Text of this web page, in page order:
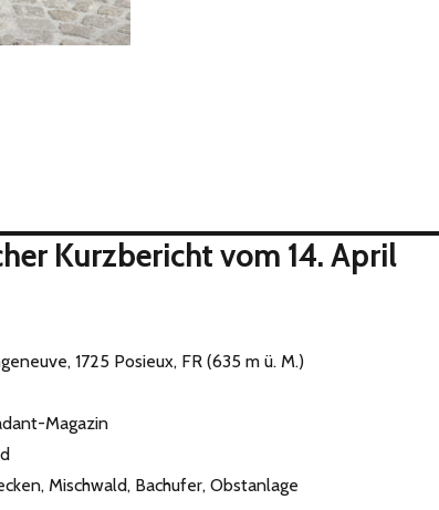
Kurzbericht vom 14. April
1725 Posieux, FR (635 m ü. M.)
Magazin
Mischwald, Bachufer, Obstanlage